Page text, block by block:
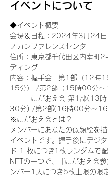
イベントについて
◆イベント概要
会場＆日程：2024年3月24日
ノカンファレンスセンター
住所：東京都千代田区内幸町
ディング
内容：握手会　第1部（12時
15分） /第2部（15時00分～
にがおえ会 第1部(13時
30分) /第2部(16時00分～16
※にがおえ会とは？
メンバーにあなたの似顔絵を
イベントです。握手後にデジタ
ド 1 枚につき1枚ランダムで
NFTの一つで、『にがおえ会
ンバー1人につき5枚上限の限